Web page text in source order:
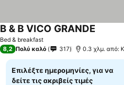
Bed & breakfast
B & B VICO GRANDE
8,2 Πολύ καλό 317 0.3 χλμ. από:
Επιλέξτε ημερομηνίες, για να
δείτε τις ακριβείς τιμές